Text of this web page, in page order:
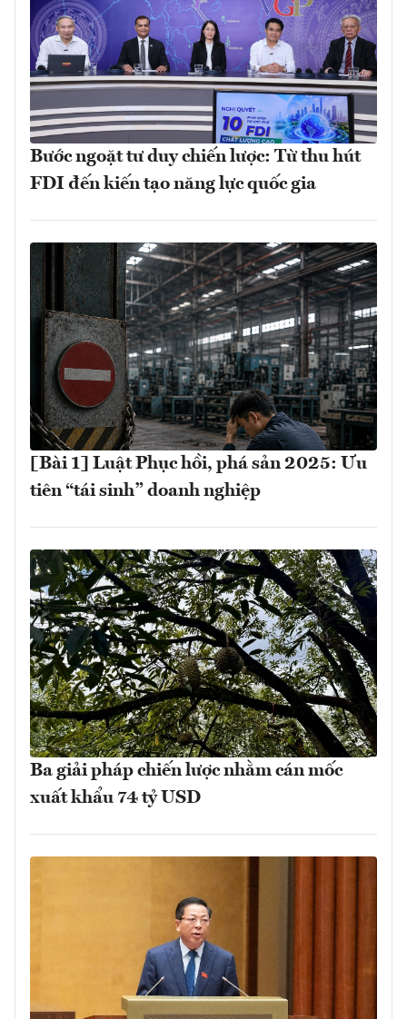
Bước ngoặt tư duy chiến lược: Từ thu hút
FDI đến kiến tạo năng lực quốc gia
[Bài 1] Luật Phục hồi, phá sản 2025: Ưu
tiên “tái sinh” doanh nghiệp
Ba giải pháp chiến lược nhằm cán mốc
xuất khẩu 74 tỷ USD